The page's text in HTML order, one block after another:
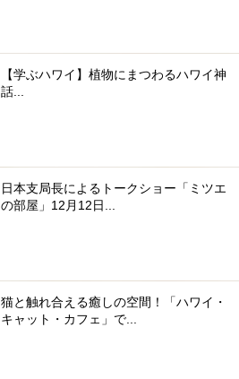
【学ぶハワイ】植物にまつわるハワイ神
話...
日本支局長によるトークショー「ミツエ
の部屋」12月12日...
猫と触れ合える癒しの空間！「ハワイ・
キャット・カフェ」で...